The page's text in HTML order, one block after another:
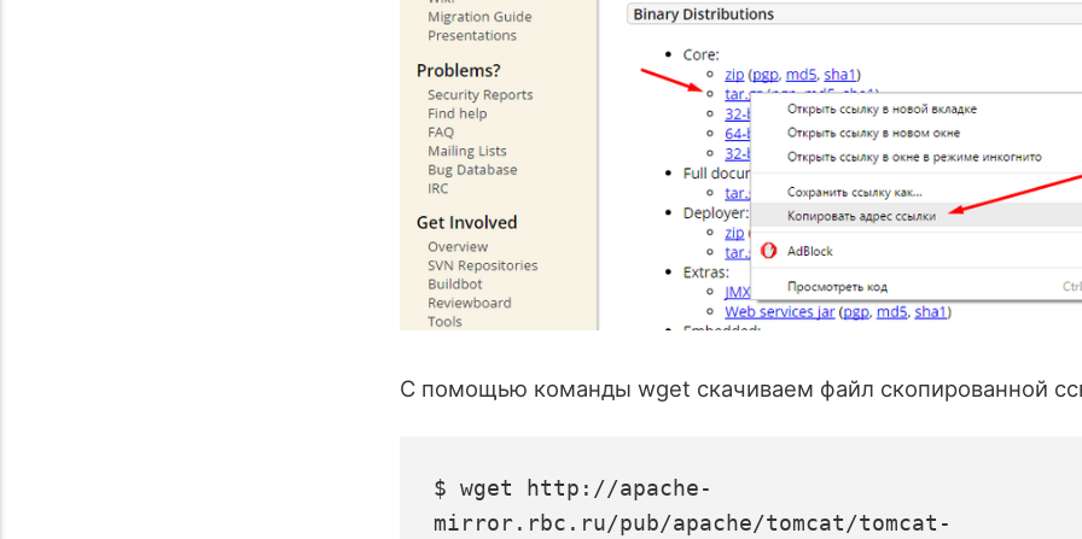
C помощью команды wget скачиваем файл скопированной
$ wget http://apache-
mirror.rbc.ru/pub/apache/tomcat/tomcat-